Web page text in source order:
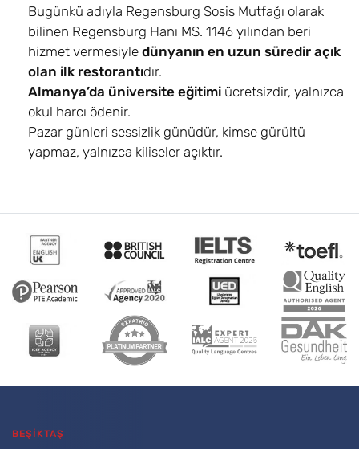
Bugünkü adıyla Regensburg Sosis Mutfağı olarak
bilinen Regensburg Hanı MS. 1146 yılından beri
hizmet vermesiyle dünyanın en uzun süredir açık
olan ilk restorantıdır.
Almanya’da üniversite eğitimi ücretsizdir, yalnızca
okul harcı ödenir.
Pazar günleri sessizlik günüdür, kimse gürültü
yapmaz, yalnızca kiliseler açıktır.
BEŞİKTAŞ